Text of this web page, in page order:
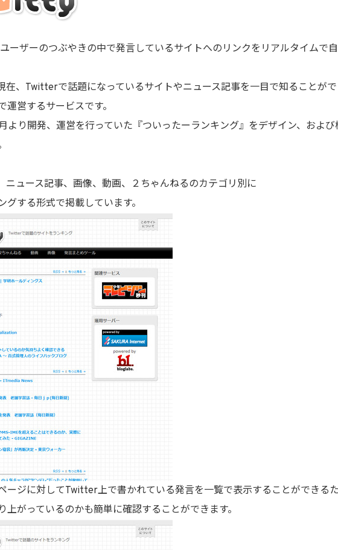
ーザーのつぶやきの中で発言しているサイトへのリンクをリアルタイムで
在、Twitterで話題になっているサイトやニュース記事を一目で知ることが
営するサービスです。
より開発、運営を行っていた『ついったーランキング』をデザイン、およ
ニュース記事、画像、動画、２ちゃんねるのカテゴリ別に
グする形式で掲載しています。
ージに対してTwitter上で書かれている発言を一覧で表示することができる
上がっているのかも簡単に確認することができます。